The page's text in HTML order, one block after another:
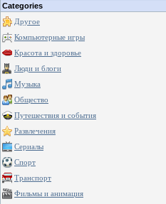
Categories
Другое
Компьютерные игры
Красота и здоровье
Люди и блоги
Музыка
Общество
Путешествия и события
Развлечения
Сериалы
Спорт
Транспорт
Фильмы и анимация